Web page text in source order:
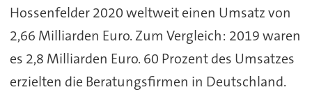
Hossenfelder 2020 weltweit einen Umsatz von
2,66 Milliarden Euro. Zum Vergleich: 2019 waren
es 2,8 Milliarden Euro. 60 Prozent des Umsatzes
erzielten die Beratungsfirmen in Deutschland.